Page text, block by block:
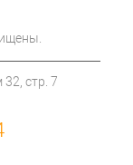
стр. 7